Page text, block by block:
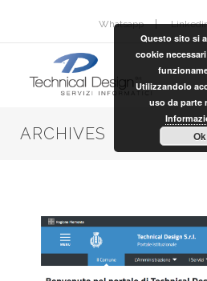
Whatsapp
ARCHIVES
Questo sito si
cookie
Utilizzandolo
uso da parte
Ok